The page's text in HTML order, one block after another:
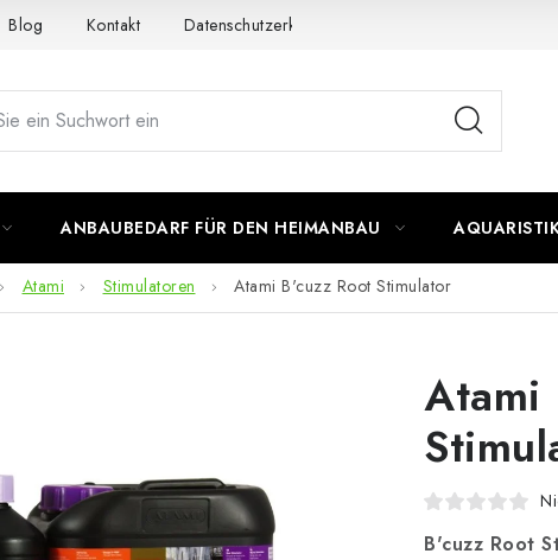
Blog Kontakt Datenschutzerklärung
ANBAUBEDARF FÜR DEN HEIMANBAU
Atami Stimulatoren Atami B'cuzz Root Stimulator
Atami
B'cuzz Root